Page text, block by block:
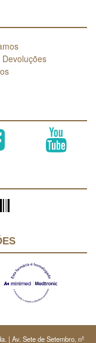
| Av. Sete de Setembro, nº